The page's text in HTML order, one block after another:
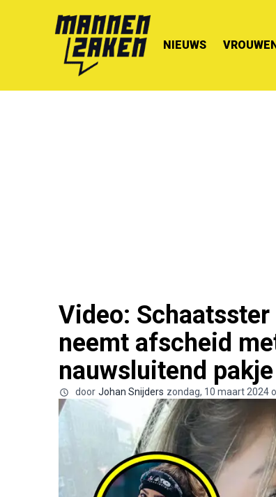
NIEUWS
Video:
neemt afscheid
nauwsluitend pakje
door Johan Snijders zondag, 10 maart 2024